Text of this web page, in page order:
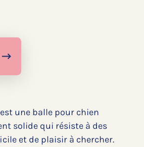
une balle pour chien
solide qui résiste à des
et de plaisir à chercher.